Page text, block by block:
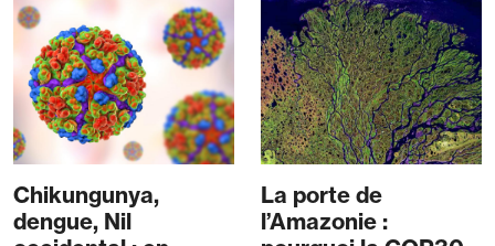
Chikungunya,
dengue, Nil
La porte de
l’Amazonie :